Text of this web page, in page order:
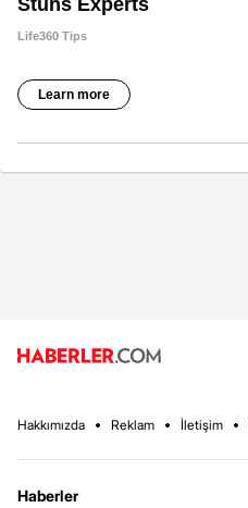
Hakkımızda Reklam İletişim
Haberler